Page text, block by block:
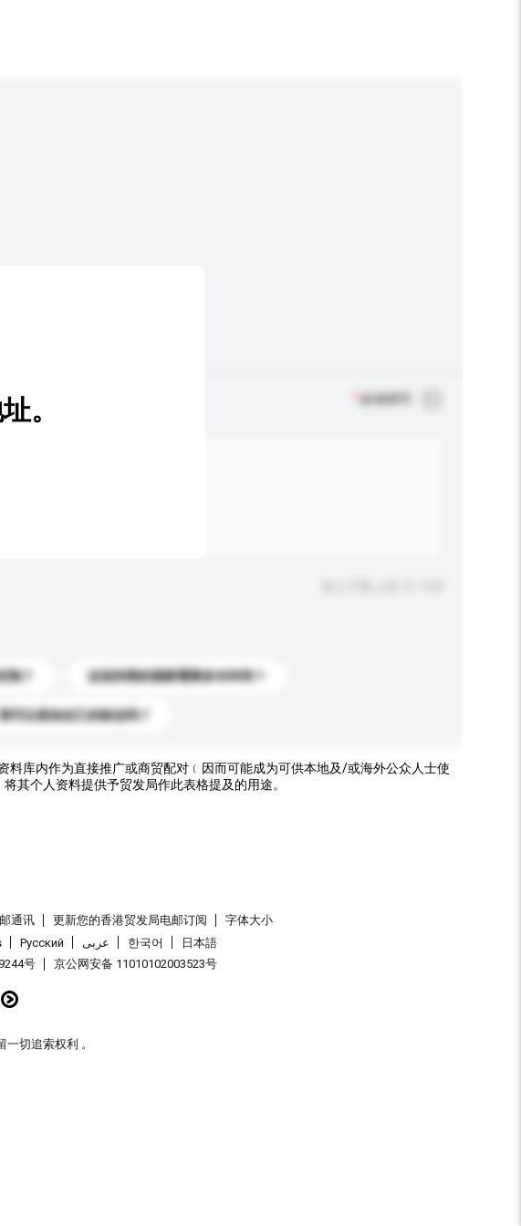
必须填写
制？ 运送到我的国家需要多长时间？
我可以添加自己的标志吗？
。
料库内作为直接推广或商贸配对﹝因而可能成为可供本地及/或海外公众人士使
其个人资料提供予贸发局作此表格提及的用途。
通讯 更新您的香港贸发局电邮订阅
字体大小
Pусский عربى 한국어
日本語
号 京公网安备 11010102003523号
切追索权利 。